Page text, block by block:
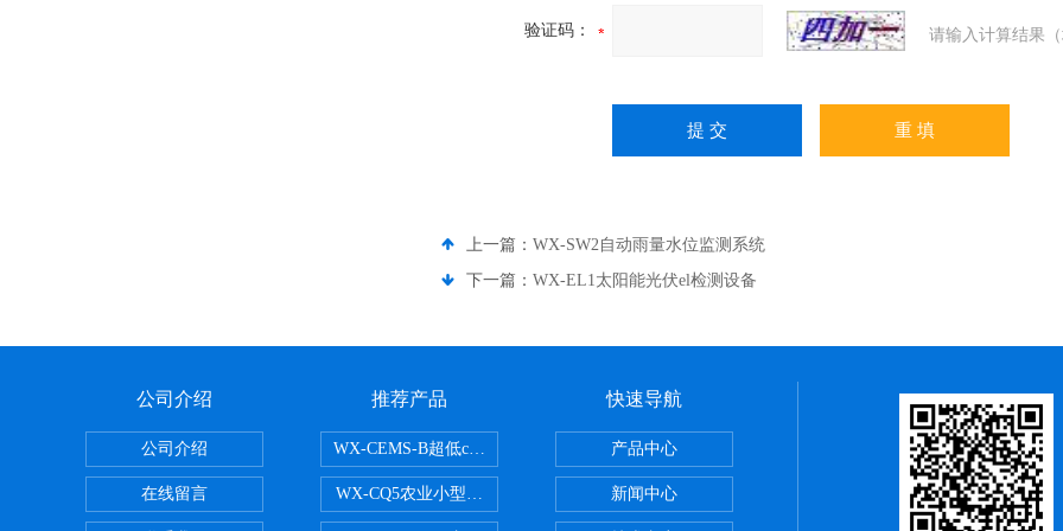
验证码： 请输入计算结果
上一篇： WX-SW2自动雨量水位监测系统
下一篇： WX-EL1太阳能光伏el检测设备
公司介绍
公司介绍
在线留言
推荐产品
WX-CEMS-B超低cems烟气监测系统
WX-CQ5农业小型气象站
快速导航
产品中心
新闻中心